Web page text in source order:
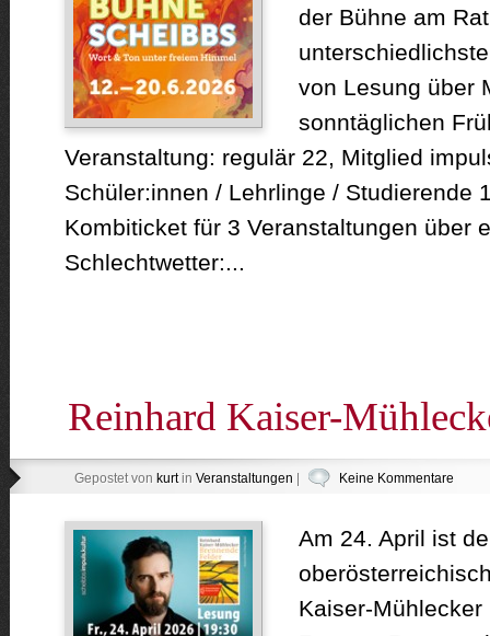
der Bühne am
von Lesung über
sonntäglichen
Veranstaltung: regulär 22, Mitglied
Schüler:innen / Lehrlinge / Studierende
Kombiticket für 3 Veranstaltungen über
Schlechtwetter:...
Reinhard Kaiser-
Gepostet von kurtin Veranstaltungen Keine Kommentare
Am 24. April ist
Kaiser-